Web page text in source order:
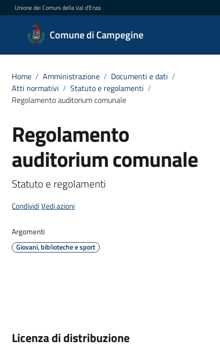
Vai al contenuto
Vai alla navigazione
Vai al footer
Unione dei Comuni della Val d'Enza
Comune di Campegine
Comune di
Campegine
Amministrazione
Menu selezionato
Servizi
Vivere
Campegine
PagoPA
Home / Amministrazione / Documenti e dati /
Atti normativi / Statuto e regolamenti /
Regolamento auditorium comunale
Salta al contenuto
Regolamento
auditorium comunale
CondividiVedi azioni
Argomenti
Giovani, biblioteche e sport
Descrizione
Licenza di distribuzione